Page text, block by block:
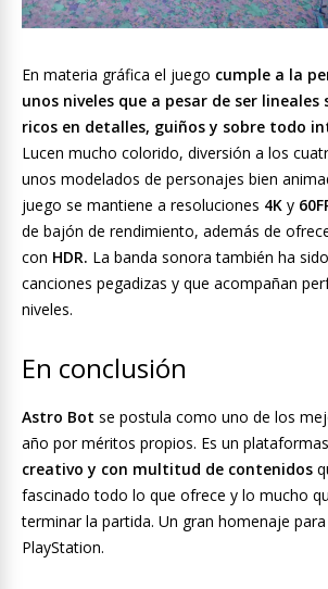
En materia gráfica el juego cumple a la
unos niveles que a pesar de ser
ricos en detalles, guiños y sobre todo
Lucen mucho colorido, diversión a los
unos modelados de personajes bien
juego se mantiene a resoluciones 4K y
de bajón de rendimiento, además de
con HDR. La banda sonora también ha
canciones pegadizas y que acompañan
niveles.
En conclusión
Astro Bot se postula como uno de los
año por méritos propios. Es un plataformas
creativo y con multitud de contenidos
fascinado todo lo que ofrece y lo mucho
terminar la partida. Un gran homenaje
PlayStation.